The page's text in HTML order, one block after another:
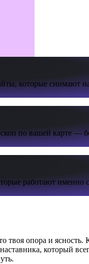
которые снимают
по вашей карте —
работают именно
твоя опора и ясность.
который